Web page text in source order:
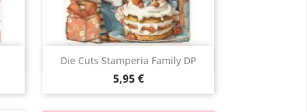
Die Cuts Stamperia Family DP
5,95 €
 Aperçu rapide